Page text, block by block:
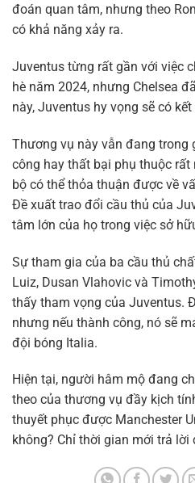
đoán quan tâm, nhưng theo
có khả năng xảy ra.
Juventus từng rất gần với việc
hè năm 2024, nhưng Chelsea
này, Juventus hy vọng sẽ có
Thương vụ này vẫn đang trong
công hay thất bại phụ thuộc rất
bộ có thể thỏa thuận được về
Đề xuất trao đổi cầu thủ của
tâm lớn của họ trong việc sở
Sự tham gia của ba cầu thủ
Luiz, Dusan Vlahovic và
thấy tham vọng của Juventus.
nhưng nếu thành công, nó sẽ
đội bóng Italia.
Hiện tại, người hâm mộ đang
theo của thương vụ đầy kịch
thuyết phục được Manchester
không? Chỉ thời gian mới trả lời